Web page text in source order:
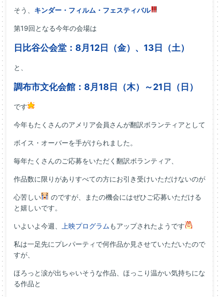
そう、 キンダー・フィルム・フェスティバル
第19回となる今年の会場は
日比谷公会堂：8月12日（金）、13日（土）
と、
調布市文化会館：8月18日（木）～21日（日）
です
今年もたくさんのアメリア会員さんが翻訳ボランティアとして
ボイス・オーバーを手がけられました。
毎年たくさんのご応募をいただく翻訳ボランティア、
作品数に限りがありすべての方にお引き受けいただけないのが
心苦しい
のですが、またの機会にはぜひご応募いただける
と嬉しいです。
いよいよ今週、 上映プログラムもアップされたようです
私は一足先にプレパーティで何作品か見させていただいたので
すが、
ほろっと涙が出ちゃいそうな作品、ほっこり温かい気持ちにな
る作品と